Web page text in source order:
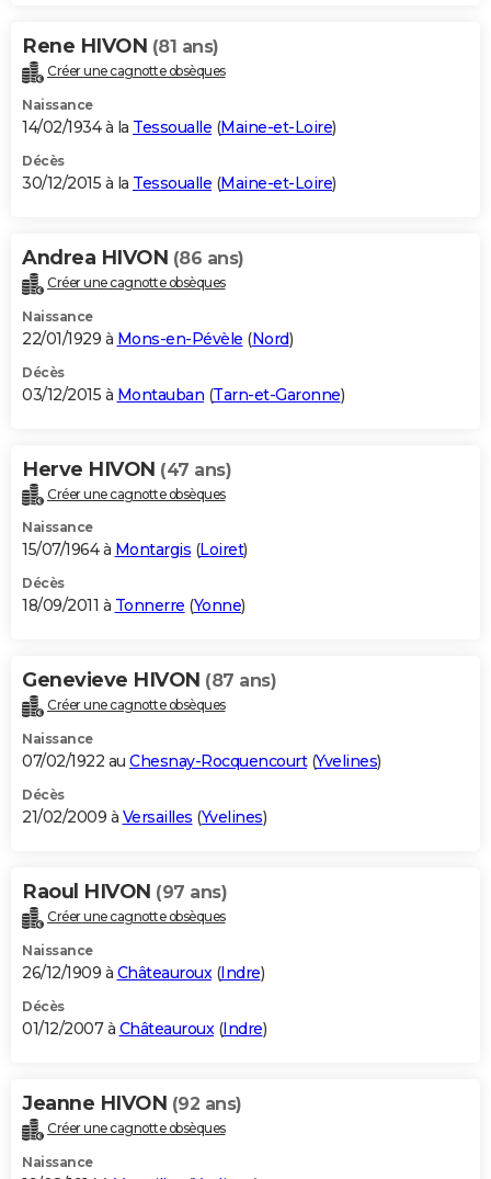
Rene HIVON (81 ans)
Créer une cagnotte obsèques
Naissance
14/02/1934 à la Tessoualle (Maine-et-Loire)
Décès
30/12/2015 à la Tessoualle (Maine-et-Loire)
Andrea HIVON (86 ans)
Créer une cagnotte obsèques
Naissance
22/01/1929 à Mons-en-Pévèle (Nord)
Décès
03/12/2015 à Montauban (Tarn-et-Garonne)
Herve HIVON (47 ans)
Créer une cagnotte obsèques
Naissance
15/07/1964 à Montargis (Loiret)
Décès
18/09/2011 à Tonnerre (Yonne)
Genevieve HIVON (87 ans)
Créer une cagnotte obsèques
Naissance
07/02/1922 au Chesnay-Rocquencourt(Yvelines)
Décès
21/02/2009 à Versailles (Yvelines)
Raoul HIVON (97 ans)
Créer une cagnotte obsèques
Naissance
26/12/1909 à Châteauroux(Indre)
Décès
01/12/2007 à Châteauroux(Indre)
Jeanne HIVON (92 ans)
Créer une cagnotte obsèques
Naissance